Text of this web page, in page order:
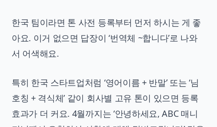
한국 팀이라면 톤 사전 등록부터 먼저 하시는 게 좋
아요. 이거 없으면 답장이 ‘번역체 ~합니다’로 나와
서 어색해요.
특히 한국 스타트업처럼 ‘영어이름 + 반말’ 또는 ‘님
호칭 + 격식체’ 같이 회사별 고유 톤이 있으면 등록
효과가 더 커요. 4월까지는 ‘안녕하세요, ABC 매니